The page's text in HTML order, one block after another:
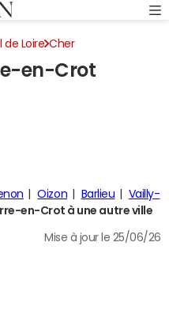
de Loire Cher
en-Crot
Oizon Barlieu
Vailly-
en-Crot à une autre ville
Mise à jour le 25/06/26